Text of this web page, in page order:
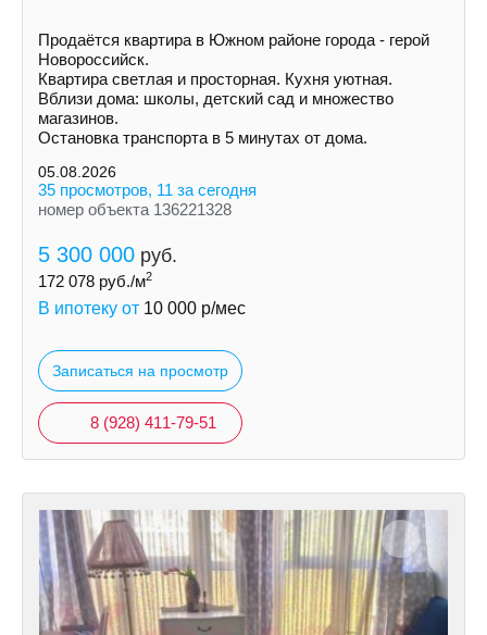
Продаётся квартира в Южном районе города - герой
Новороссийск.
Квартира светлая и просторная. Кухня уютная.
Вблизи дома: школы, детский сад и множество
магазинов.
Остановка транспорта в 5 минутах от дома.
05.08.2026
35 просмотров, 11 за сегодня
номер объекта 136221328
5 300 000 руб.
172 078 руб./м2
В ипотеку от 10 000 р/мес
Записаться на просмотр
8 (928) 411-79-51